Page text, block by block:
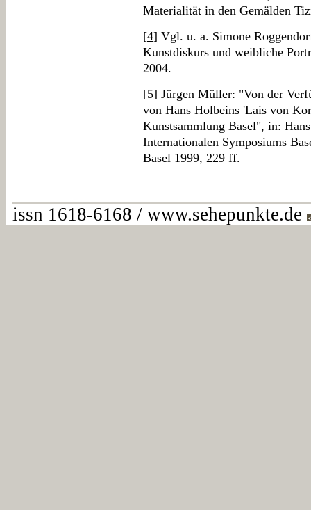
Materialität in den Gemälden
[4] Vgl. u. a. Simone
Kunstdiskurs und weibliche
2004.
[5] Jürgen Müller: "Von der
von Hans Holbeins 'Lais von
Kunstsammlung Basel", in:
Internationalen Symposiums
Basel 1999, 229 ff.
issn 1618-6168 / www.sehepunkte.de